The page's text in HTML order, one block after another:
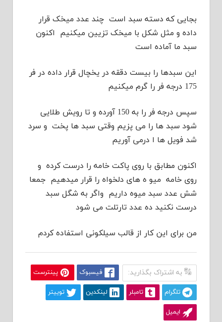
بجایی که دسته سبد است چند عدد میخک قرار
داده و مثل شکل با میخک تزیین میکنیم اکنون
سبد ما آماده است
این سبدها را بیست دققه در یخچال قرار داده در فر
175 درجه فر را گرم میکنیم
سپس درجه فر را به 150 آورده و تا رویش طلایی
شود سبد ها را می پزیم وقتی سبد ها پخت و سرد
شد فویل ها ا درمی آوریم
اکنون مطابق با روی پاکت خامه را درست کرده و
روی خامه میو ه های دلخواه را قرار میدهیم جمعا
شش عدد سبد میوه داریم واگر به شگل سبد
درست نکنید ده عدد تارتلت می شود
من برای این کار از قالب سیلکونی استفاده کردم
به اشتراک بگذارید: فیسبوک پینترست
تلگرام تامبلر لینکدین توییتر
ایمیل